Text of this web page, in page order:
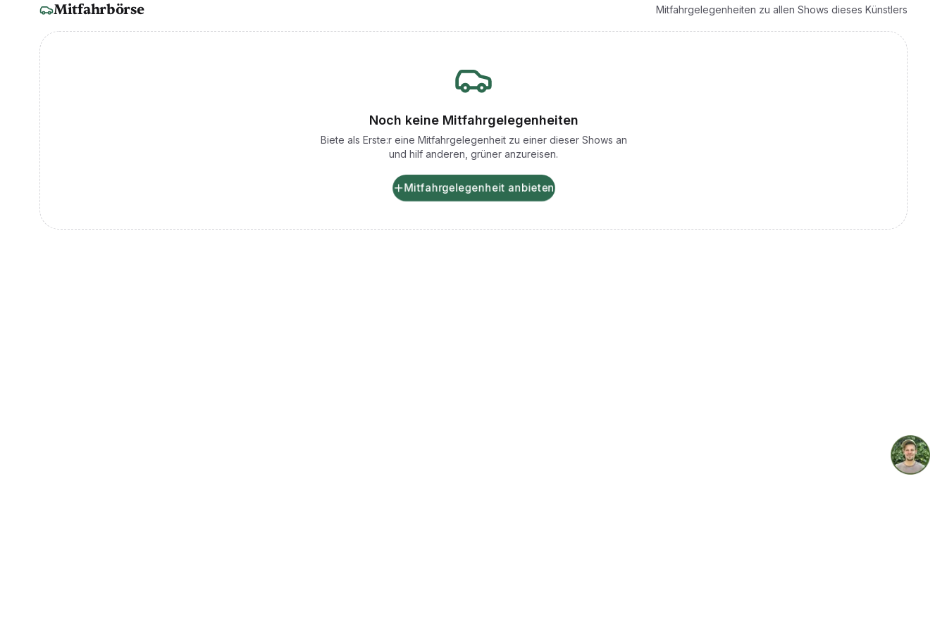
Mitfahrbörse Mitfahrgelegenheiten zu allen Shows dieses Künstlers
Noch keine Mitfahrgelegenheiten
Biete als Erste:r eine Mitfahrgelegenheit zu einer dieser Shows an
und hilf anderen, grüner anzureisen.
Mitfahrgelegenheit anbieten